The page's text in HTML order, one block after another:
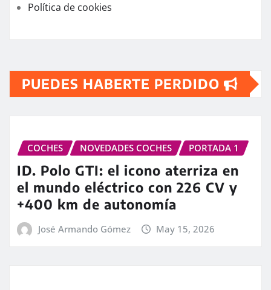
Política de cookies
PUEDES HABERTE PERDIDO
COCHES NOVEDADES COCHES PORTADA 1
ID. Polo GTI: el icono aterriza en
el mundo eléctrico con 226 CV y
+400 km de autonomía
José Armando Gómez May 15, 2026